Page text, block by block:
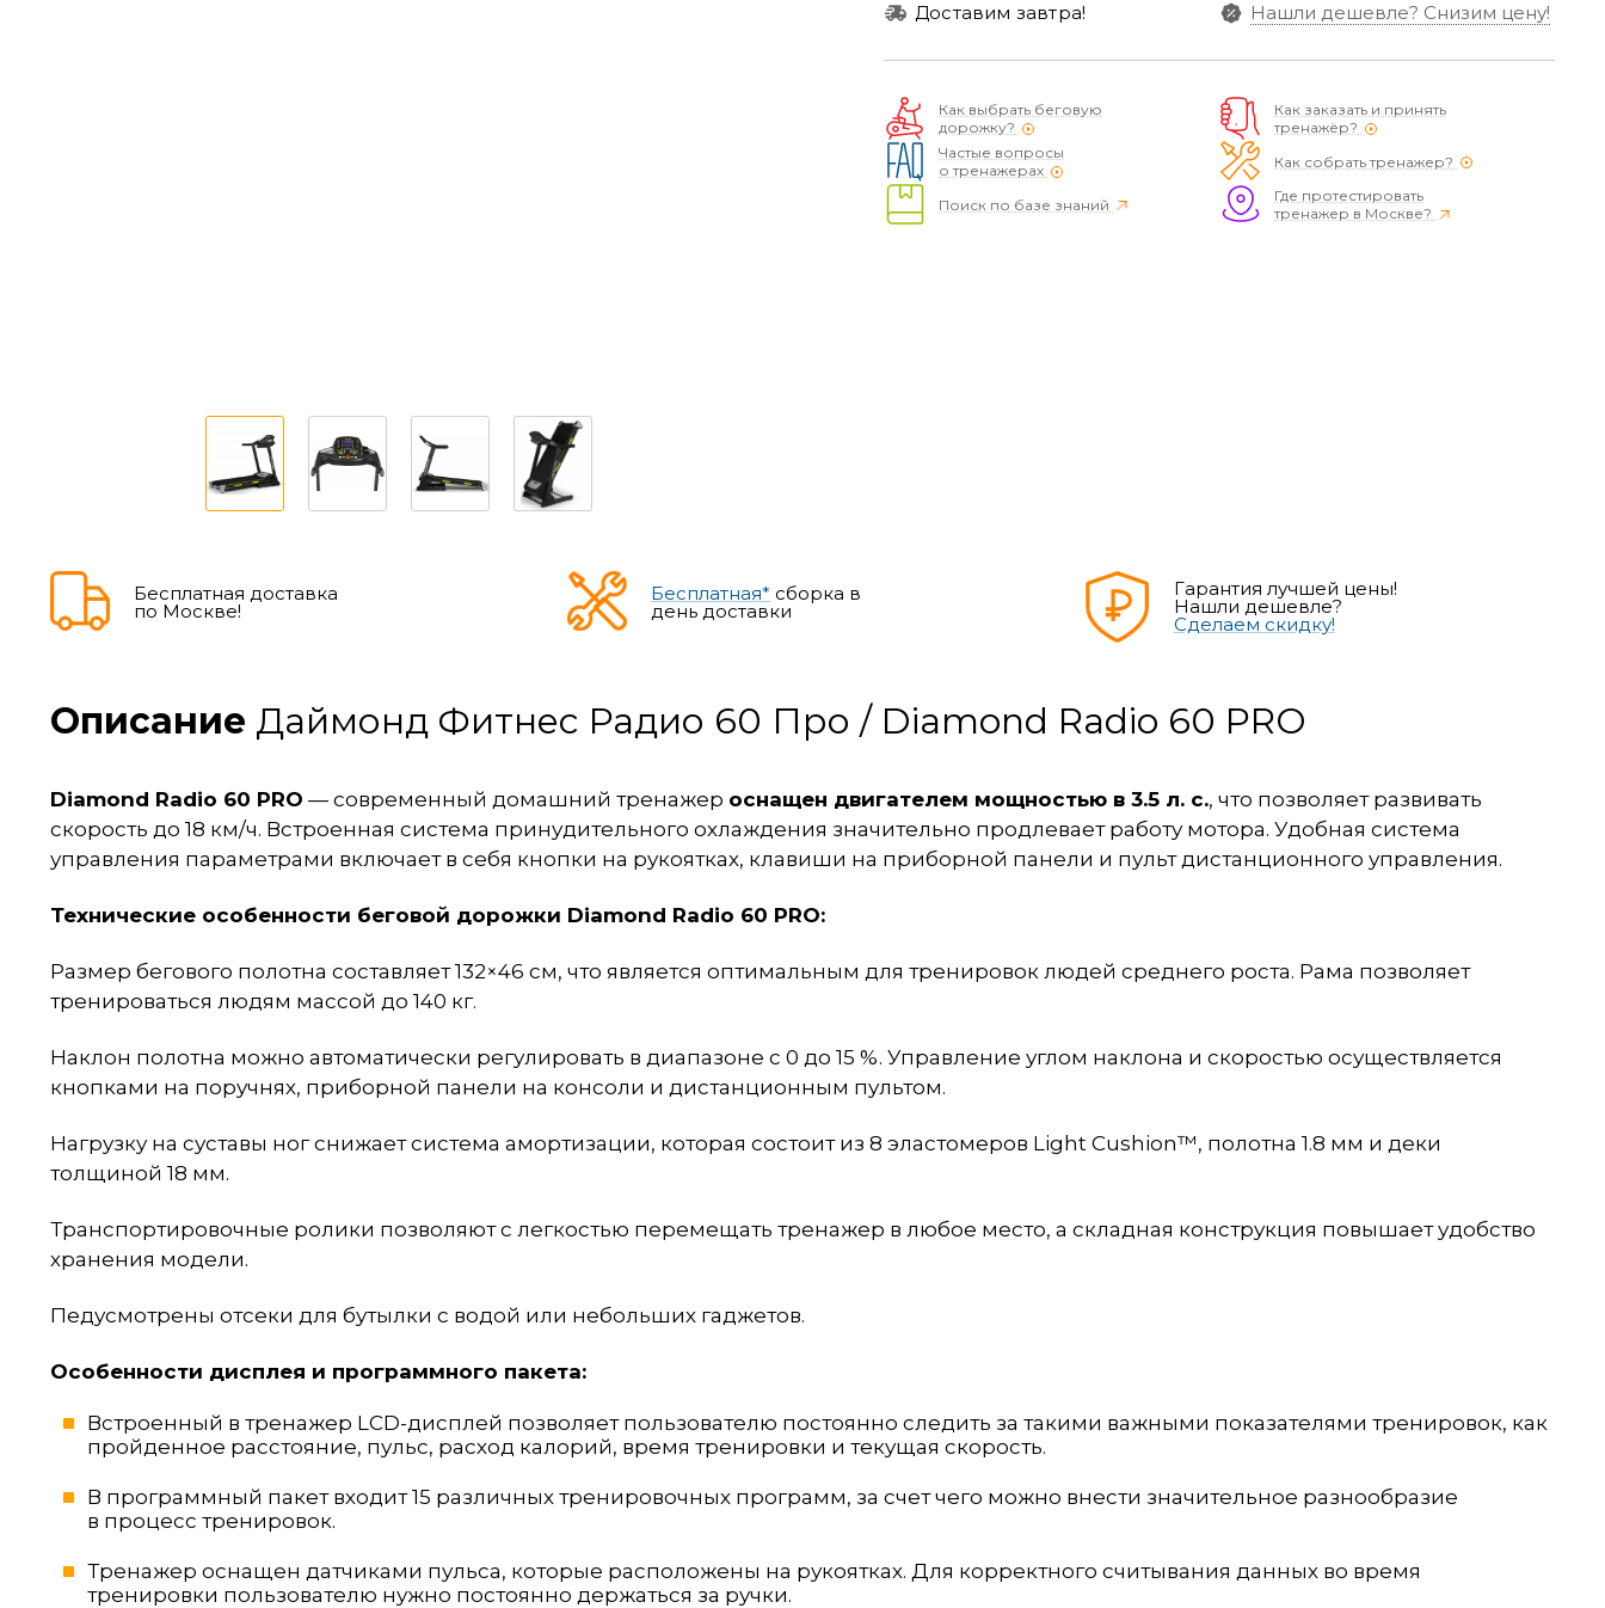
Доставим завтра! Нашли дешевле? Снизим цену!
Как выбрать беговую
дорожку?
Частые вопросы
о тренажерах
Поиск по базе знаний
Как заказать и принять
тренажёр?
Как собрать тренажер?
Где протестировать
тренажер в Москве?
Бесплатная доставка
по Москве!
Бесплатная* сборка в
день доставки
Гарантия лучшей цены!
Нашли дешевле?
Сделаем скидку!
Описание Даймонд Фитнес Радио 60 Про / Diamond Radio 60 PRO
Diamond Radio 60 PRO — современный домашний тренажер оснащен двигателем мощностью в 3.5 л. с., что позволяет развивать
скорость до 18 км/ч. Встроенная система принудительного охлаждения значительно продлевает работу мотора. Удобная система
управления параметрами включает в себя кнопки на рукоятках, клавиши на приборной панели и пульт дистанционного управления.
Технические особенности беговой дорожки Diamond Radio 60 PRO:
Размер бегового полотна составляет 132×46 см, что является оптимальным для тренировок людей среднего роста. Рама позволяет
тренироваться людям массой до 140 кг.
Наклон полотна можно автоматически регулировать в диапазоне с 0 до 15 %. Управление углом наклона и скоростью осуществляется
кнопками на поручнях, приборной панели на консоли и дистанционным пультом.
Нагрузку на суставы ног снижает система амортизации, которая состоит из 8 эластомеров Light Cushion™, полотна 1.8 мм и деки
толщиной 18 мм.
Транспортировочные ролики позволяют с легкостью перемещать тренажер в любое место, а складная конструкция повышает удобство
хранения модели.
Педусмотрены отсеки для бутылки с водой или небольших гаджетов.
Особенности дисплея и программного пакета:
Встроенный в тренажер LCD-дисплей позволяет пользователю постоянно следить за такими важными показателями тренировок, как
пройденное расстояние, пульс, расход калорий, время тренировки и текущая скорость.
В программный пакет входит 15 различных тренировочных программ, за счет чего можно внести значительное разнообразие
в процесс тренировок.
Тренажер оснащен датчиками пульса, которые расположены на рукоятках. Для корректного считывания данных во время
тренировки пользователю нужно постоянно держаться за ручки.